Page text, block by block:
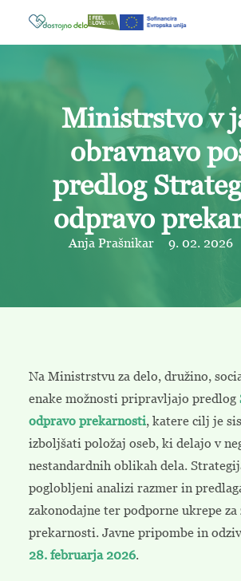
O projektu
Informacije
Novice
Kontakt
Ministrstvo v
obravnavo
predlog
odpravo
Anja Prašnikar 9. 02. 2026
Na Ministrstvu za delo, družino,
enake možnosti pripravljajo predlog
odpravo prekarnosti, katere cilj je
izboljšati položaj oseb, ki delajo v
nestandardnih oblikah dela.
poglobljeni analizi razmer in
zakonodajne ter podporne ukrepe za
prekarnosti. Javne pripombe in
28. februarja 2026.